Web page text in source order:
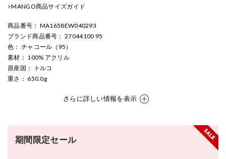
>MANGO商品サイズガイド
商品番号 ： MA1658EW040293
ブランド商品番号 ： 27044100 95
色 ： チャコール（95）
素材 ： 100% アクリル
原産国 ： トルコ
重さ ： 650.0g
さらに詳しい情報を表示
期間限定セール